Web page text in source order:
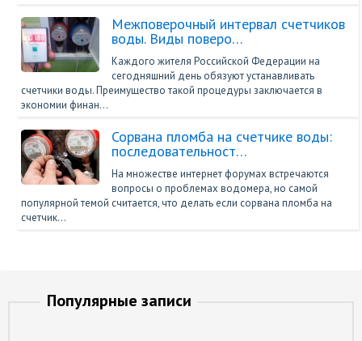
Межповерочный интервал счетчиков
воды. Виды поверо…
Каждого жителя Российской Федерации на
сегодняшний день обязуют устанавливать
счетчики воды. Преимущество такой процедуры заключается в
экономии финан…
Сорвана пломба на счетчике воды:
последовательност…
На множестве интернет форумах встречаются
вопросы о проблемах водомера, но самой
популярной темой считается, что делать если сорвана пломба на
счетчик…
Популярные записи